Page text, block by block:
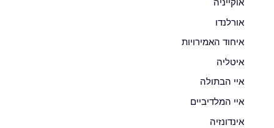
אוקייניה
אורלנדו
איחוד האמירויות
איטליה
איי הבתולה
איי המלדיביים
אינדונזיה